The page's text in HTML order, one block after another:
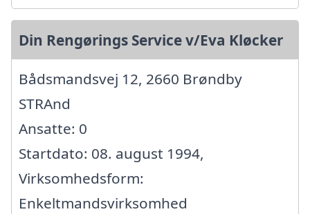
Din Rengørings Service v/Eva Kløcker
Bådsmandsvej 12, 2660 Brøndby
STRAnd
Ansatte: 0
Startdato: 08. august 1994,
Virksomhedsform:
Enkeltmandsvirksomhed